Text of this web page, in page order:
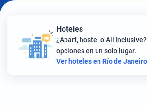
Hoteles
¿Apart, hostel o All
opciones en un solo lugar.
Ver hoteles en Río de Janeiro